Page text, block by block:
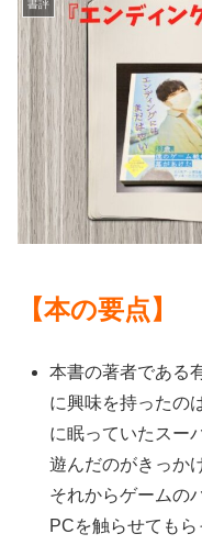
書評
【本の要点】
本書の著者である
に興味を持ったの
に眠っていたスー
遊んだのがきっか
それからゲームの
PCを触らせても